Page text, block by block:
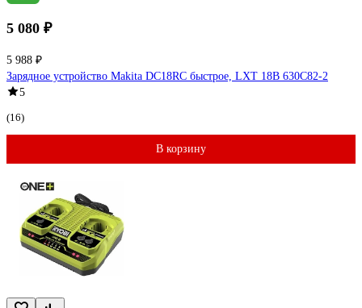
5 080 ₽
5 988 ₽
Зарядное устройство Makita DC18RC быстрое, LXT 18В 630C82-2
5
(16)
В корзину